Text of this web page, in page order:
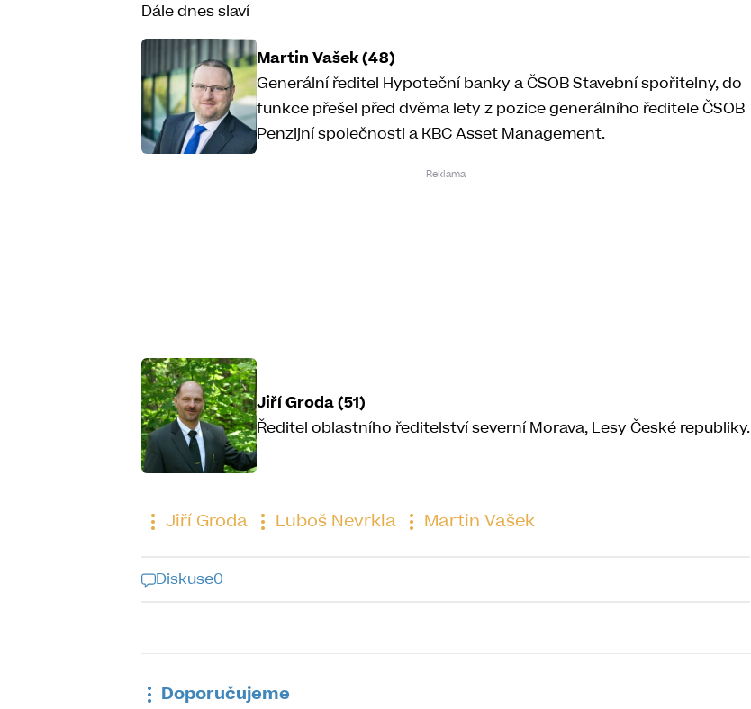
Dále dnes slaví
Martin Vašek (48)
Generální ředitel Hypoteční banky a ČSOB Stavební spořitelny, do
funkce přešel před dvěma lety z pozice generálního ředitele ČSOB
Penzijní společnosti a KBC Asset Management.
Jiří Groda (51)
Ředitel oblastního ředitelství severní Morava, Lesy České republiky.
Jiří Groda Luboš Nevrkla Martin Vašek
Diskuse0
Doporučujeme